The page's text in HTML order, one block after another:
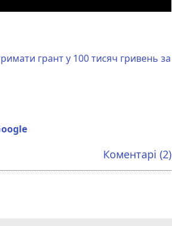
грант у 100 тисяч гривень за
Коментарі (2)